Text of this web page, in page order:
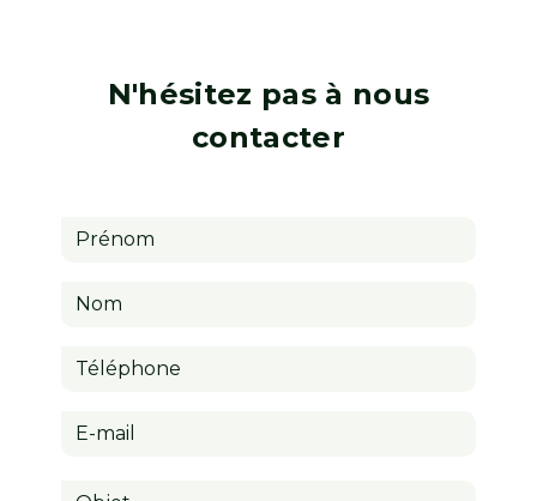
N'hésitez pas à nous
contacter